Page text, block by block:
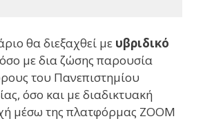
θα διεξαχθεί με υβριδικό
με δια ζώσης παρουσία
του Πανεπιστημίου
όσο και με διαδικτυακή
μέσω της πλατφόρμας ΖΟΟΜ